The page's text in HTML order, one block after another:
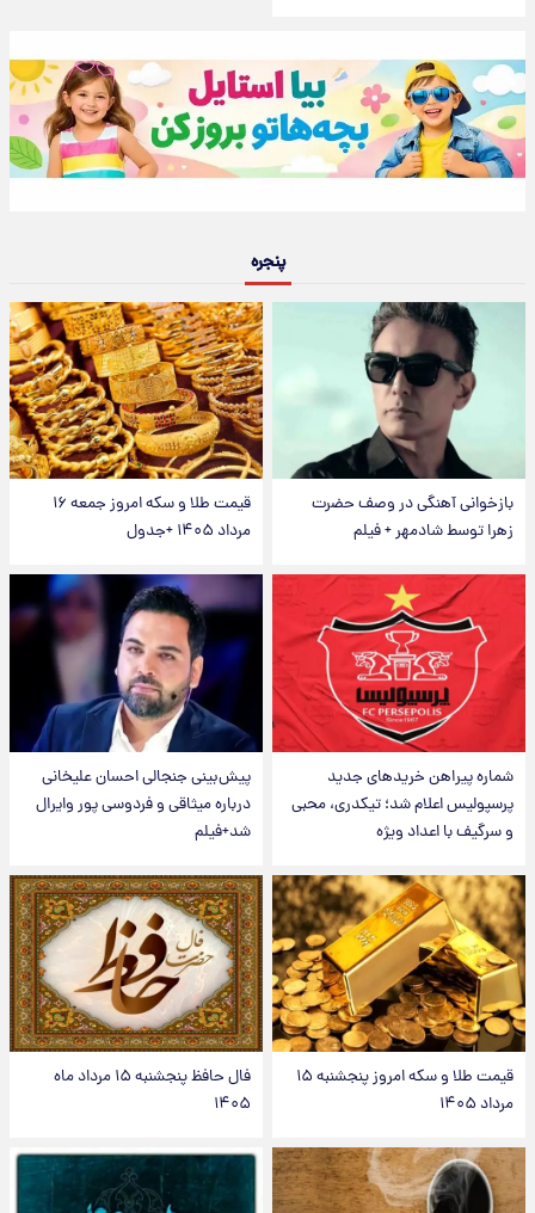
پنجره
بازخوانی آهنگی در وصف حضرت
زهرا توسط شادمهر + فیلم
قیمت طلا و سکه امروز جمعه ۱۶
مرداد ۱۴۰۵ +جدول
شماره پیراهن خریدهای جدید
پرسپولیس اعلام شد؛ تیکدری، محبی
و سرگیف با اعداد ویژه
پیش‌بینی جنجالی احسان علیخانی
درباره میثاقی و فردوسی پور وایرال
شد+فیلم
قیمت طلا و سکه امروز پنجشنبه ۱۵
مرداد ۱۴۰۵
فال حافظ پنجشنبه ۱۵ مرداد ماه
۱۴۰۵